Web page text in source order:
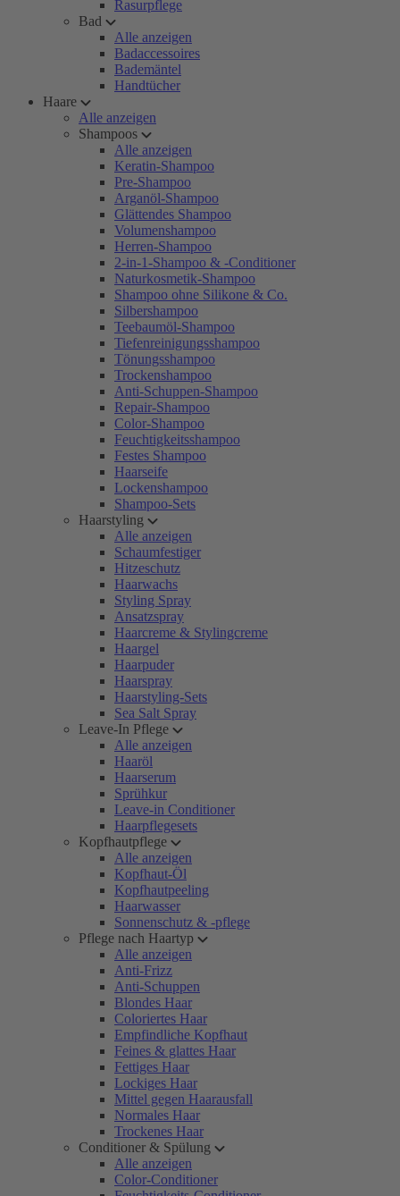
Rasurpflege
Bad
Alle anzeigen
Badaccessoires
Bademäntel
Handtücher
Haare
Alle anzeigen
Shampoos
Alle anzeigen
Keratin-Shampoo
Pre-Shampoo
Arganöl-Shampoo
Glättendes Shampoo
Volumenshampoo
Herren-Shampoo
2-in-1-Shampoo & -Conditioner
Naturkosmetik-Shampoo
Shampoo ohne Silikone & Co.
Silbershampoo
Teebaumöl-Shampoo
Tiefenreinigungsshampoo
Tönungsshampoo
Trockenshampoo
Anti-Schuppen-Shampoo
Repair-Shampoo
Color-Shampoo
Feuchtigkeitsshampoo
Festes Shampoo
Haarseife
Lockenshampoo
Shampoo-Sets
Haarstyling
Alle anzeigen
Schaumfestiger
Hitzeschutz
Haarwachs
Styling Spray
Ansatzspray
Haarcreme & Stylingcreme
Haargel
Haarpuder
Haarspray
Haarstyling-Sets
Sea Salt Spray
Leave-In Pflege
Alle anzeigen
Haaröl
Haarserum
Sprühkur
Leave-in Conditioner
Haarpflegesets
Kopfhautpflege
Alle anzeigen
Kopfhaut-Öl
Kopfhautpeeling
Haarwasser
Sonnenschutz & -pflege
Pflege nach Haartyp
Alle anzeigen
Anti-Frizz
Anti-Schuppen
Blondes Haar
Coloriertes Haar
Empfindliche Kopfhaut
Feines & glattes Haar
Fettiges Haar
Lockiges Haar
Mittel gegen Haarausfall
Normales Haar
Trockenes Haar
Conditioner & Spülung
Alle anzeigen
Color-Conditioner